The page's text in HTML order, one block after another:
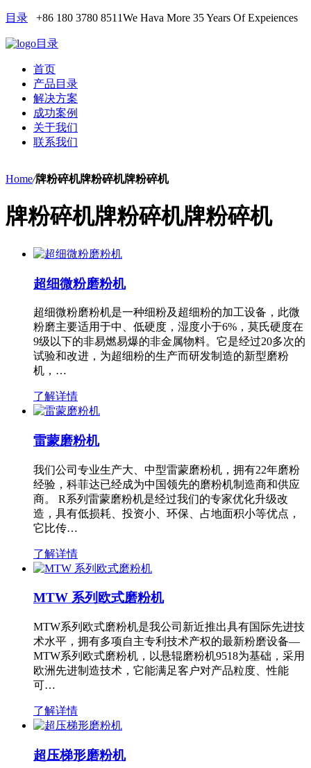
目录 +86 180 3780 8511We Hava More 35 Years Of Expeiences
目录
首页
产品目录
解决方案
成功案例
关于我们
联系我们
Home/牌粉碎机牌粉碎机牌粉碎机
牌粉碎机牌粉碎机牌粉碎机
超细微粉磨粉机
超细微粉磨粉机是一种细粉及超细粉的加工设备，此微
粉磨主要适用于中、低硬度，湿度小于6%，莫氏硬度在
9级以下的非易燃易爆的非金属物料。它是经过20多次的
试验和改进，为超细粉的生产而研发制造的新型磨粉
机，…
了解详情
雷蒙磨粉机
我们公司专业生产大、中型雷蒙磨粉机，拥有22年磨粉
经验，科菲达已经成为中国领先的磨粉机制造商和供应
商。 R系列雷蒙磨粉机是经过我们的专家优化升级改
造，具有低损耗、投资小、环保、占地面积小等优点，
它比传…
了解详情
MTW 系列欧式磨粉机
MTW系列欧式磨粉机是我公司新近推出具有国际先进技
术水平，拥有多项自主专利技术产权的最新粉磨设备—
MTW系列欧式磨粉机，以悬辊磨粉机9518为基础，采用
欧洲先进制造技术，它能满足客户对产品粒度、性能
可…
了解详情
超压梯形磨粉机